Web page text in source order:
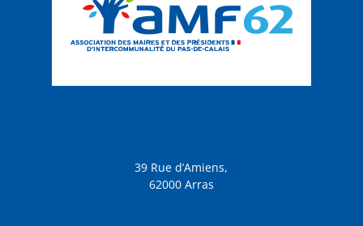
39 Rue d’Amiens,
62000 Arras